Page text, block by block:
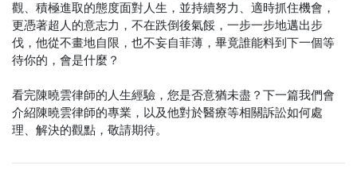
觀、積極進取的態度面對人生，並持續努力、適時抓住機會，
更憑著超人的意志力，不在跌倒後氣餒，一步一步地邁出步
伐，他從不畫地自限，也不妄自菲薄，畢竟誰能料到下一個等
待你的，會是什麼？
看完陳曉雲律師的人生經驗，您是否意猶未盡？下一篇我們會
介紹陳曉雲律師的專業，以及他對於醫療等相關訴訟如何處
理、解決的觀點，敬請期待。